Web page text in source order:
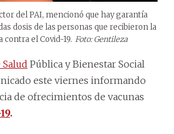
del PAI, mencionó que hay garantía
dosis de las personas que recibieron la
contra el Covid-19. Foto: Gentileza
Pública y Bienestar Social
este viernes informando
de ofrecimientos de vacunas
.